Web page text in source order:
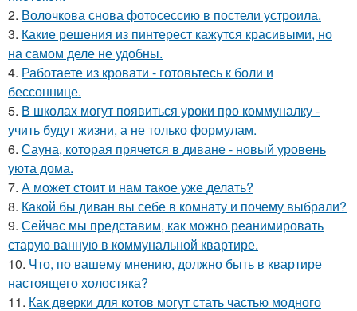
2. Волочкова снова фотосессию в постели устроила.
3. Какие решения из пинтерест кажутся красивыми, но
на самом деле не удобны.
4. Работаете из кровати - готовьтесь к боли и
бессоннице.
5. В школах могут появиться уроки про коммуналку -
учить будут жизни, а не только формулам.
6. Сауна, которая прячется в диване - новый уровень
уюта дома.
7. А может стоит и нам такое уже делать?
8. Какой бы диван вы себе в комнату и почему выбрали?
9. Сейчас мы представим, как можно реанимировать
старую ванную в коммунальной квартире.
10. Что, по вашему мнению, должно быть в квартире
настоящего холостяка?
11. Как дверки для котов могут стать частью модного